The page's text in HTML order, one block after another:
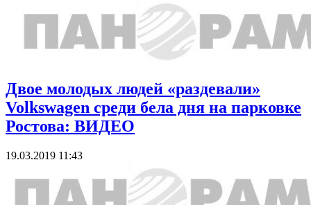
Двое молодых людей «раздевали»
Volkswagen среди бела дня на парковке
Ростова: ВИДЕО
19.03.2019 11:43